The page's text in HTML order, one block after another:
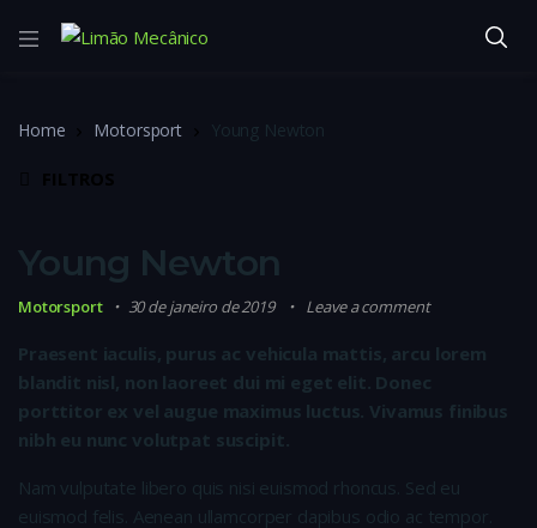
Home Motorsport Young Newton
Young Newton
Motorsport 30 de janeiro de 2019 Leave a comment
Praesent iaculis, purus ac vehicula mattis, arcu lorem
blandit nisl, non laoreet dui mi eget elit. Donec
porttitor ex vel augue maximus luctus. Vivamus finibus
nibh eu nunc volutpat suscipit.
Nam vulputate libero quis nisi euismod rhoncus. Sed eu
euismod felis. Aenean ullamcorper dapibus odio ac tempor.